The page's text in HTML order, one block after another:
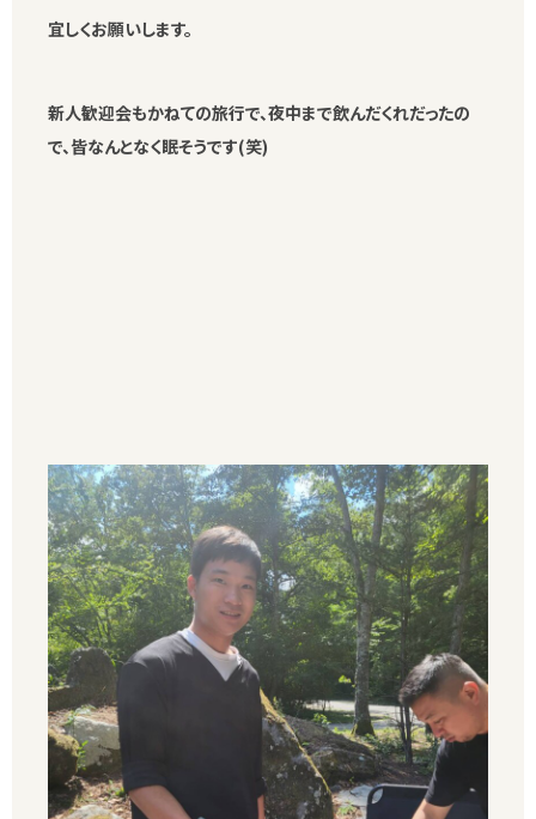
宜しくお願いします。
新人歓迎会もかねての旅行で、夜中まで飲んだくれだったの
で、皆なんとなく眠そうです(笑)